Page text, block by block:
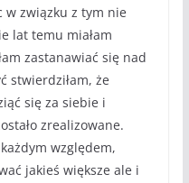
w związku z tym nie
lat temu miałam
zastanawiać się nad
stwierdziłam, że
się za siebie i
zrealizowane.
względem,
jakieś większe ale i